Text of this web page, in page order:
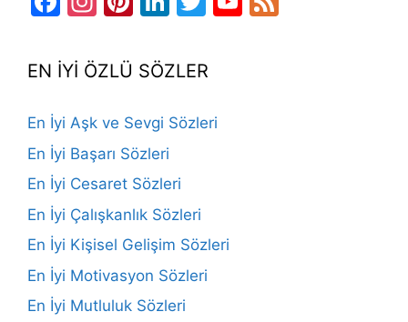
EN İYİ ÖZLÜ SÖZLER
En İyi Aşk ve Sevgi Sözleri
En İyi Başarı Sözleri
En İyi Cesaret Sözleri
En İyi Çalışkanlık Sözleri
En İyi Kişisel Gelişim Sözleri
En İyi Motivasyon Sözleri
En İyi Mutluluk Sözleri